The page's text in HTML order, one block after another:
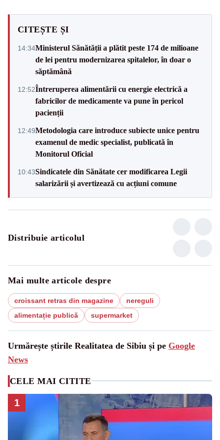
CITEȘTE ȘI
14:34Ministerul Sănătății a plătit peste 174 de milioane
de lei pentru modernizarea spitalelor, în doar o
săptămână
12:52Întreruperea alimentării cu energie electrică a
fabricilor de medicamente va pune în pericol
pacienții
12:49Metodologia care introduce subiecte unice pentru
examenul de medic specialist, publicată în
Monitorul Oficial
10:43Sindicatele din Sănătate cer modificarea Legii
salarizării și avertizează cu acțiuni comune
Distribuie articolul
Mai multe articole despre
croissant retras din magazine
nereguli
alimentație publică
supermarket
Urmărește știrile Realitatea de Sibiu și pe Google
News
CELE MAI CITITE
1